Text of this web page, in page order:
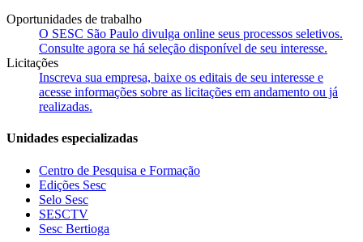
Oportunidades de trabalho
O SESC São Paulo divulga online seus processos seletivos.
Consulte agora se há seleção disponível de seu interesse.
Licitações
Inscreva sua empresa, baixe os editais de seu interesse e
acesse informações sobre as licitações em andamento ou já
realizadas.
Unidades especializadas
Centro de Pesquisa e Formação
Edições Sesc
Selo Sesc
SESCTV
Sesc Bertioga